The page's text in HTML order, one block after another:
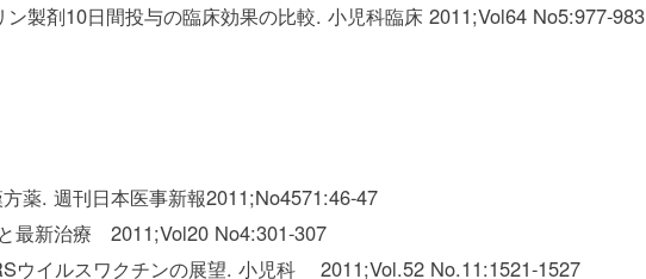
ン製剤10日間投与の臨床効果の比較. 小児科臨床 2011;Vol64 No5:977-983
薬. 週刊日本医事新報2011;No4571:46-47
最新治療 2011;Vol20 No4:301-307
ウイルスワクチンの展望. 小児科 2011;Vol.52 No.11:1521-1527